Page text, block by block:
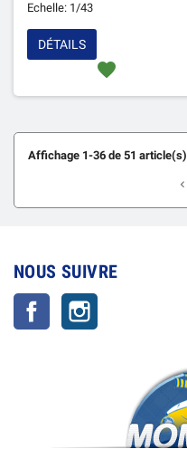
Echelle: 1/43
favorite
DÉTAILS
Affichage 1-36 de 51 article(s)

NOUS SUIVRE
Facebook